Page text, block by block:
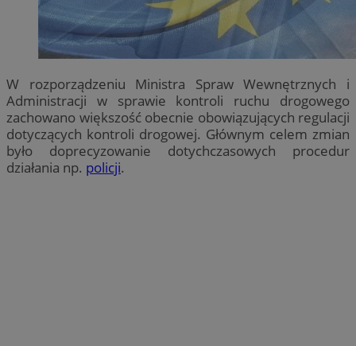
W rozporządzeniu Ministra Spraw Wewnętrznych i
Administracji w sprawie kontroli ruchu drogowego
zachowano większość obecnie obowiązujących regulacji
dotyczących kontroli drogowej. Głównym celem zmian
było doprecyzowanie dotychczasowych procedur
działania np. policji.